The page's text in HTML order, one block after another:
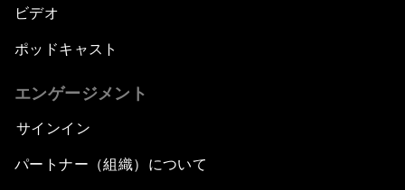
ビデオ
ポッドキャスト
エンゲージメント
サインイン
パートナー（組織）について